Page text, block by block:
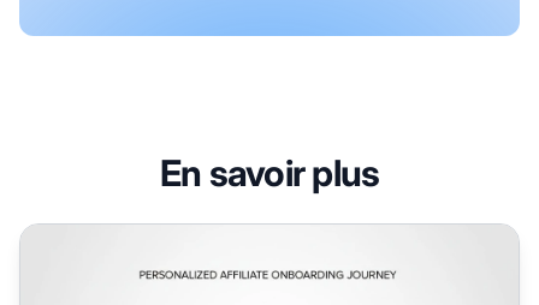
En savoir plus
Comment personnaliser l'intégration des affiliés ?